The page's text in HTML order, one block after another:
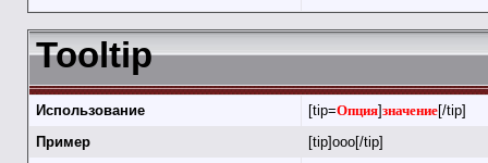
Tooltip
Использование [tip=Опция]значение[/tip]
Пример
[tip]ооо[/tip]